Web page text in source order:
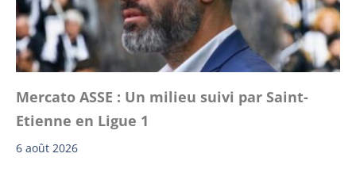
Mercato ASSE : Un milieu suivi par Saint-
Etienne en Ligue 1
6 août 2026